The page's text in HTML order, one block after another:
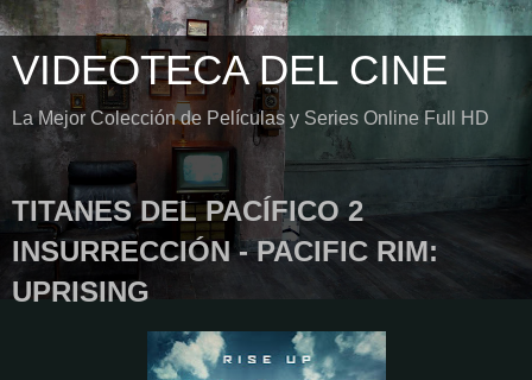
VIDEOTECA DEL CINE
La Mejor Colección de Películas y Series Online Full HD
TITANES DEL PACÍFICO 2
INSURRECCIÓN - PACIFIC RIM:
UPRISING